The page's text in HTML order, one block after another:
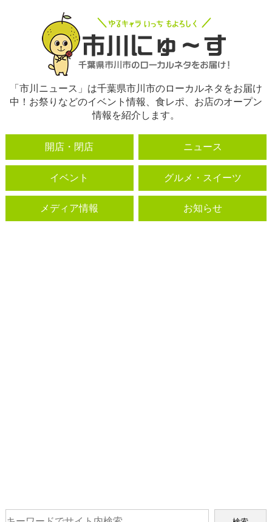
「市川ニュース」は千葉県市川市のローカルネタをお届け
中！お祭りなどのイベント情報、食レポ、お店のオープン
情報を紹介します。
開店・閉店 ニュース
イベント グルメ・スイーツ
メディア情報 お知らせ